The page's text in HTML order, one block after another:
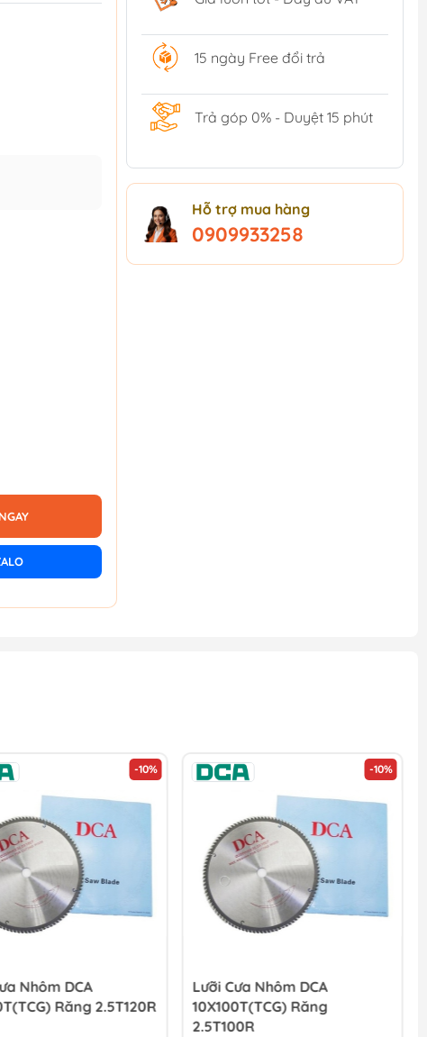
15 ngày Free đổi trả
Trả góp 0% - Duyệt 15 phút
Hỗ trợ mua hàng
0909933258
-10%
Nhôm DCA
Răng 2.5T120R
-10%
Lưỡi Cưa Nhôm DCA
10X100T(TCG) Răng
2.5T100R